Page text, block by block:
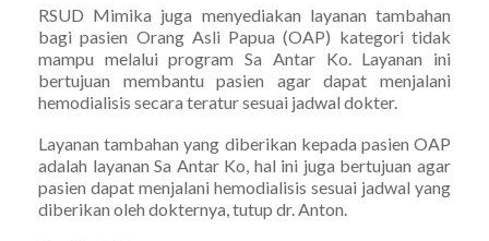
RSUD Mimika juga menyediakan layanan tambahan
bagi pasien Orang Asli Papua (OAP) kategori tidak
mampu melalui program Sa Antar Ko. Layanan ini
bertujuan membantu pasien agar dapat menjalani
hemodialisis secara teratur sesuai jadwal dokter.
Layanan tambahan yang diberikan kepada pasien OAP
adalah layanan Sa Antar Ko, hal ini juga bertujuan agar
pasien dapat menjalani hemodialisis sesuai jadwal yang
diberikan oleh dokternya, tutup dr. Anton.